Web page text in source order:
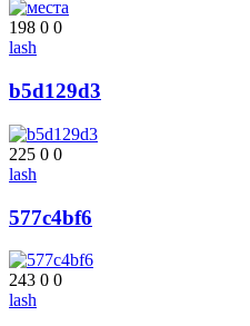
198 0 0
lash
b5d129d3
225 0 0
lash
577c4bf6
243 0 0
lash